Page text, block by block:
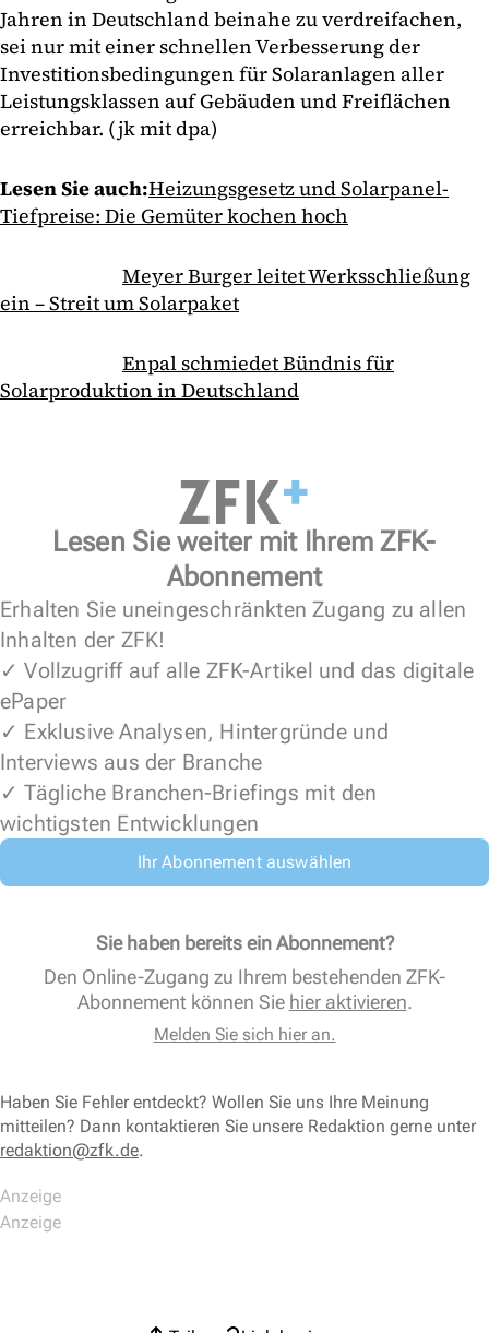
Jahren in Deutschland beinahe zu verdreifachen,
sei nur mit einer schnellen Verbesserung der
Investitionsbedingungen für Solaranlagen aller
Leistungsklassen auf Gebäuden und Freiflächen
erreichbar. (jk mit dpa)
Lesen Sie auch:Heizungsgesetz und Solarpanel-
Tiefpreise: Die Gemüter kochen hoch
Meyer Burger leitet Werksschließung
ein – Streit um Solarpaket
Enpal schmiedet Bündnis für
Solarproduktion in Deutschland
Lesen Sie weiter mit Ihrem ZFK-
Abonnement
Erhalten Sie uneingeschränkten Zugang zu allen
Inhalten der ZFK!
✓ Vollzugriff auf alle ZFK-Artikel und das digitale
ePaper
✓ Exklusive Analysen, Hintergründe und
Interviews aus der Branche
✓ Tägliche Branchen-Briefings mit den
wichtigsten Entwicklungen
Ihr Abonnement auswählen
Sie haben bereits ein Abonnement?
Den Online-Zugang zu Ihrem bestehenden ZFK-
Abonnement können Sie hier aktivieren.
Melden Sie sich hier an.
Haben Sie Fehler entdeckt? Wollen Sie uns Ihre Meinung
mitteilen? Dann kontaktieren Sie unsere Redaktion gerne unter
redaktion@zfk.de.